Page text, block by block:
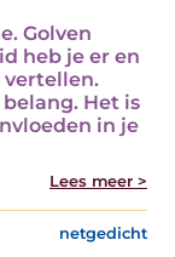
Golven
heb je er en
vertellen.
Het is
in je
Lees meer >
netgedicht